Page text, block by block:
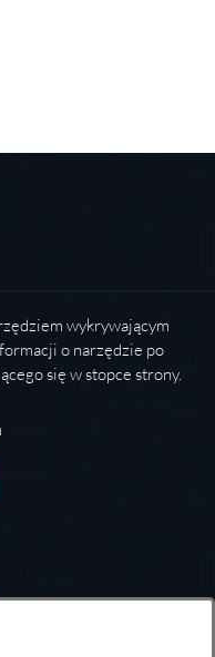
wykrywającym
o narzędzie po
się w stopce strony.